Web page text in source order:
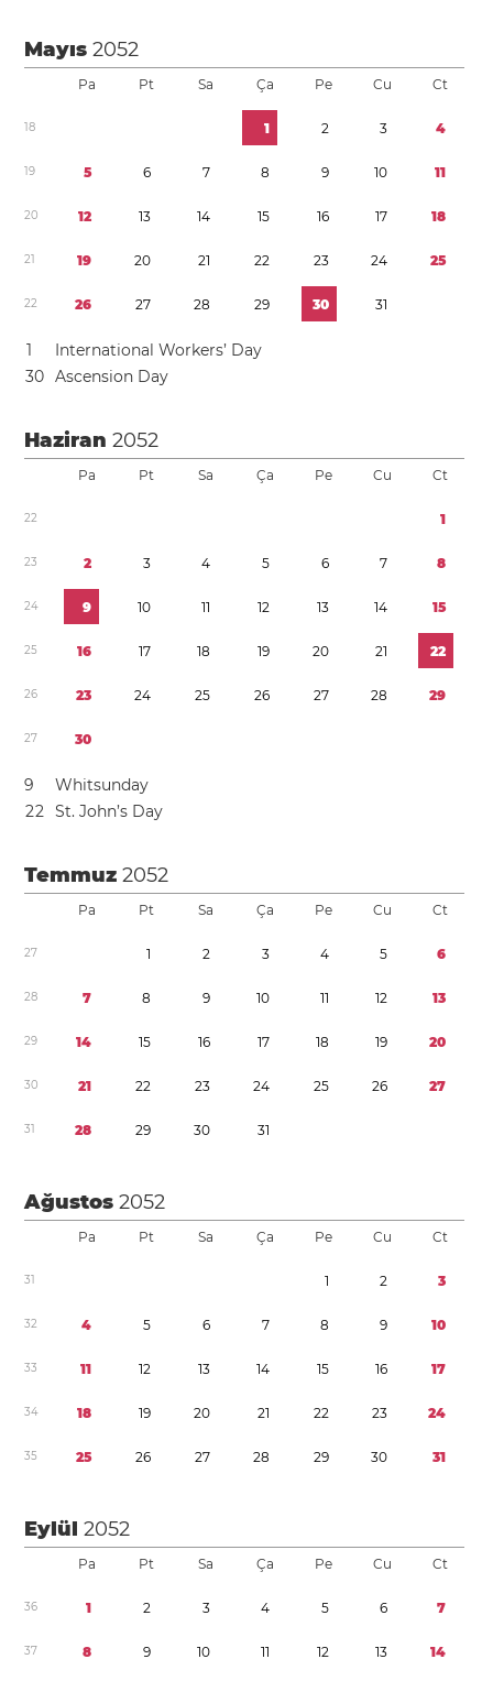
Mayıs2052
Pa Pt Sa Ça Pe Cu Ct
18 1 2 3 4
19 5 6 7 8 9 10 11
20 12 13 14 15 16 17 18
21 19 20 21 22 23 24 25
22 26 27 28 29 30 31
1
International Workers’ Day
30 Ascension Day
Haziran2052
Pa Pt Sa Ça Pe Cu Ct
22 1
23 2 3 4 5 6 7 8
24 9 10 11 12 13 14 15
25 16 17 18 19 20 21 22
26 23 24 25 26 27 28 29
27 30
9
Whitsunday
22 St. John’s Day
Temmuz2052
Pa Pt Sa Ça Pe Cu Ct
27 1 2 3 4 5 6
28 7 8 9 10 11 12 13
29 14 15 16 17 18 19 20
30 21 22 23 24 25 26 27
31 28 29 30 31
Ağustos2052
Pa Pt Sa Ça Pe Cu Ct
31 1 2 3
32 4 5 6 7 8 9 10
33 11 12 13 14 15 16 17
34 18 19 20 21 22 23 24
35 25 26 27 28 29 30 31
Eylül2052
Pa Pt Sa Ça Pe Cu Ct
36 1 2 3 4 5 6 7
37 8 9 10 11 12 13 14